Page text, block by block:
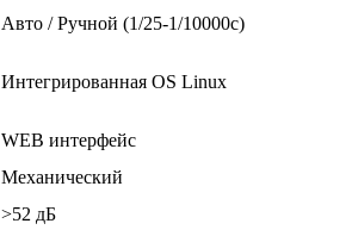
Авто / Ручной (1/25-1/10000c)
Интегрированная OS Linux
WEB интерфейс
Механический
>52 дБ